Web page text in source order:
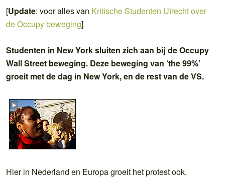
[Update: voor alles van Kritische Studenten Utrecht over
de Occupy beweging]
Studenten in New York sluiten zich aan bij de Occupy
Wall Street beweging. Deze beweging van ‘the 99%’
groeit met de dag in New York, en de rest van de VS.
Hier in Nederland en Europa groeit het protest ook,